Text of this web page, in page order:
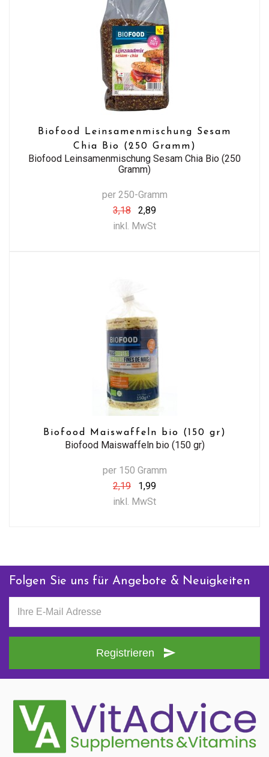
Biofood Leinsamenmischung Sesam
Chia Bio (250 Gramm)
Biofood Leinsamenmischung Sesam Chia Bio (250
Gramm)
per 250-Gramm
3,18
2,89
inkl. MwSt
Biofood Maiswaffeln bio (150 gr)
Biofood Maiswaffeln bio (150 gr)
per 150 Gramm
2,19
1,99
inkl. MwSt
Folgen Sie uns für Angebote & Neuigkeiten
Registrieren